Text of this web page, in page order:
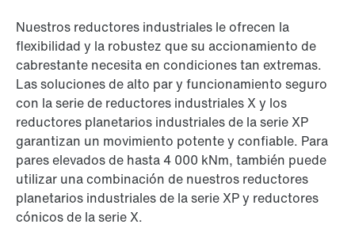
Nuestros reductores industriales le ofrecen la
flexibilidad y la robustez que su accionamiento de
cabrestante necesita en condiciones tan extremas.
Las soluciones de alto par y funcionamiento seguro
con la serie de reductores industriales X y los
reductores planetarios industriales de la serie XP
garantizan un movimiento potente y confiable. Para
pares elevados de hasta 4 000 kNm, también puede
utilizar una combinación de nuestros reductores
planetarios industriales de la serie XP y reductores
cónicos de la serie X.